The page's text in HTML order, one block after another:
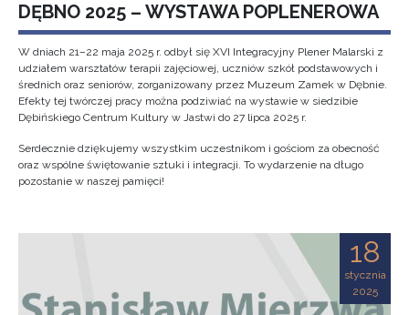
DĘBNO 2025 – WYSTAWA POPLENEROWA
W dniach 21–22 maja 2025 r. odbył się XVI Integracyjny Plener Malarski z
udziałem warsztatów terapii zajęciowej, uczniów szkół podstawowych i
średnich oraz seniorów, zorganizowany przez Muzeum Zamek w Dębnie.
Efekty tej twórczej pracy można podziwiać na wystawie w siedzibie
Dębińskiego Centrum Kultury w Jastwi do 27 lipca 2025 r.
Serdecznie dziękujemy wszystkim uczestnikom i gościom za obecność
oraz wspólne świętowanie sztuki i integracji. To wydarzenie na długo
pozostanie w naszej pamięci!
18
stycznia
2025